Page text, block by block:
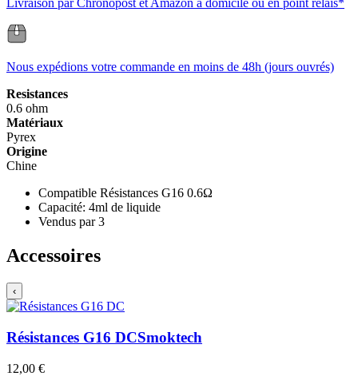
Livraison par Chronopost et Amazon à domicile ou en point relais*
Nous expédions votre commande en moins de 48h (jours ouvrés)
Resistances
0.6 ohm
Matériaux
Pyrex
Origine
Chine
Compatible Résistances G16 0.6Ω
Capacité: 4ml de liquide
Vendus par 3
Accessoires
‹
Résistances G16 DCSmoktech
12,00 €